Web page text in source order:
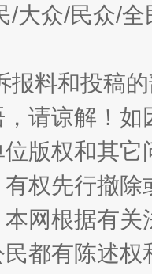
/大众/民众/
报料和投稿
请谅解！
版权和其它
权先行撤
网根据有
都有陈述